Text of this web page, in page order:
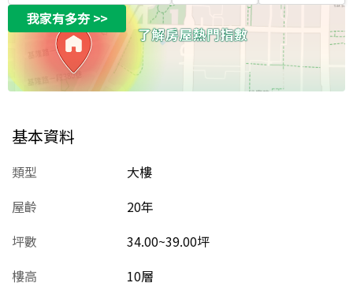
我家有多夯>>
基本資料
類型
大樓
屋齡
20年
坪數
34.00~39.00坪
樓高
10層